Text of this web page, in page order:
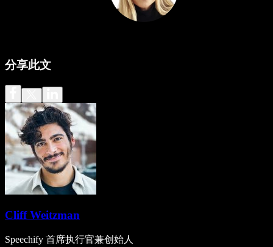
分享此文
Cliff Weitzman
Speechify 首席执行官兼创始人